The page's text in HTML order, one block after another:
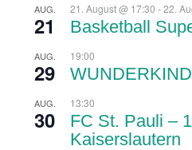
AUG.
21
21. August @ 17:30 -22.
Basketball
AUG.
29
19:00
AUG.
30
13:30
FC St. Pauli –
Kaiserslautern